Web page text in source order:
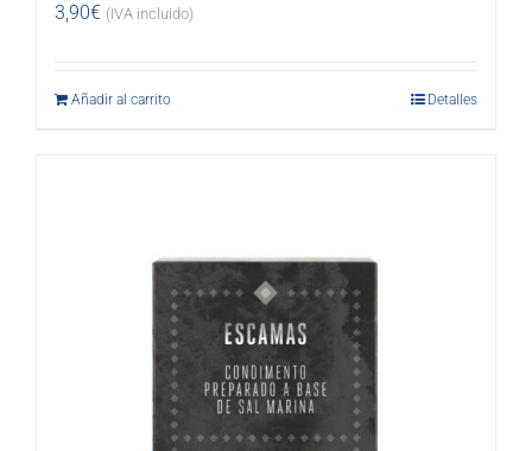
3,90€ (IVA incluido)
Añadir al carrito Detalles